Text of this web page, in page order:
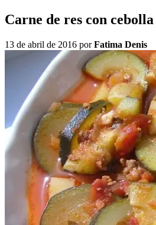
Carne de res con
13 de abril de 2016 porFatima Denis